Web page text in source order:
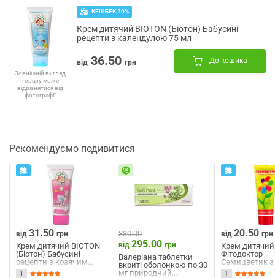
Зовнішній вигляд
товару може
відрізнятися від
фотографії
КЕШБЕК 20%
Крем дитячий BIOTON (Біотон) Бабусині
рецепти з календулою 75 мл
від 36.50 грн До кошика
Рекомендуємо подивитися
від 31.50 грн
Крем дитячий BIOTON
(Біотон) Бабусині
рецепти з козячим
молоком 75 мл
1
330.00
від 295.00 грн
Валеріана таблетки
вкриті оболонкою по 30
мг природний
від 20.50 грн
Крем дитячий
Фітодоктор
Семицветик
днів 75 г
1